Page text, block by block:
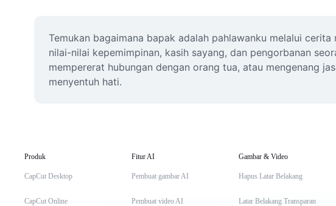
Temukan bagaimana bapak adalah pahlawanku melalui
nilai-nilai kepemimpinan, kasih sayang, dan pengorbanan
mempererat hubungan dengan orang tua, atau mengenang
menyentuh hati.
Produk
CapCut Desktop
CapCut Online
Fitur AI
Pembuat gambar AI
Pembuat video AI
Gambar & Video
Hapus Latar Belakang
Latar Belakang Transparan